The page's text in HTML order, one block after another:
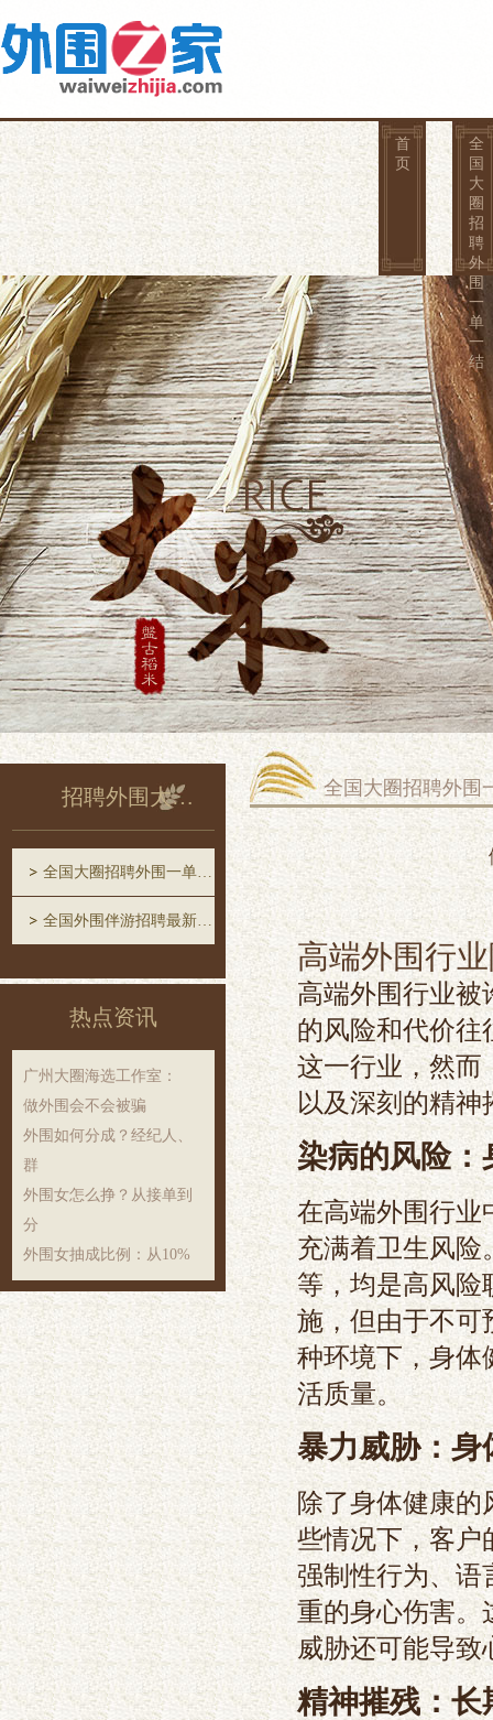
首
页
全
国
大
圈
招
聘
外
围
一
单
一
结
招聘外围大圈中圈一单一结
全国大圈招聘外围一单一结
全国外围伴游招聘最新消息
热点资讯
‌广州大圈海选工作室‌：
做外围会不会被骗
外围如何分成？经纪人、
群
外围女怎么挣？从接单到
分
外围女抽成比例：从10%
全国大圈招聘外围
高端外围行
高端外围行业被
的风险和代价往
这一行业，然而
以及深刻的精神
染病的风险：
在高端外围行业
充满着卫生风险
等，均是高风险
施，但由于不可
种环境下，身体
活质量。
暴力威胁：身
除了身体健康的
些情况下，客户
强制性行为、语
重的身心伤害。
威胁还可能导致
精神摧残：长